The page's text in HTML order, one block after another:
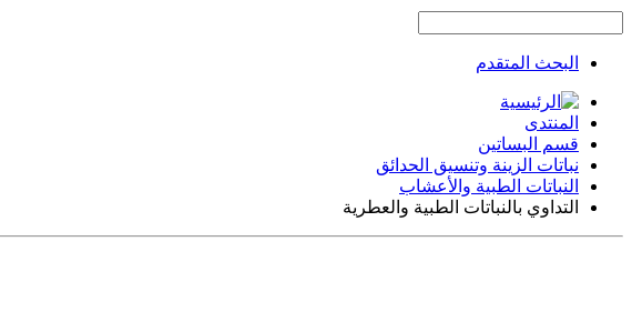
البحث المتقدم
المنتدى
قسم البساتين
نباتات الزينة وتنسيق الحدائق
النباتات الطبية والأعشاب
التداوي بالنباتات الطبية والعطرية